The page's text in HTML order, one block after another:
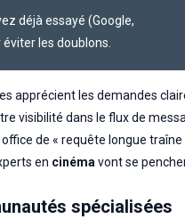
déjà essayé (Google,
les doublons.
apprécient les demandes
visibilité dans le flux de
de « requête longue traîne
en cinéma vont se
spécialisées